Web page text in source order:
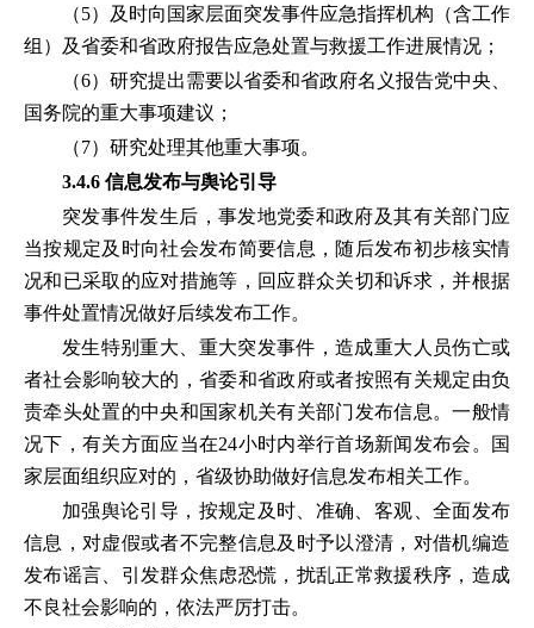
（5）及时向国家层面突发事件应急指挥机构（含工作
组）及省委和省政府报告应急处置与救援工作进展情况；
（6）研究提出需要以省委和省政府名义报告党中央、
国务院的重大事项建议；
（7）研究处理其他重大事项。
3.4.6 信息发布与舆论引导
突发事件发生后，事发地党委和政府及其有关部门应
当按规定及时向社会发布简要信息，随后发布初步核实情
况和已采取的应对措施等，回应群众关切和诉求，并根据
事件处置情况做好后续发布工作。
发生特别重大、重大突发事件，造成重大人员伤亡或
者社会影响较大的，省委和省政府或者按照有关规定由负
责牵头处置的中央和国家机关有关部门发布信息。一般情
况下，有关方面应当在24小时内举行首场新闻发布会。国
家层面组织应对的，省级协助做好信息发布相关工作。
加强舆论引导，按规定及时、准确、客观、全面发布
信息，对虚假或者不完整信息及时予以澄清，对借机编造
发布谣言、引发群众焦虑恐慌，扰乱正常救援秩序，造成
不良社会影响的，依法严厉打击。